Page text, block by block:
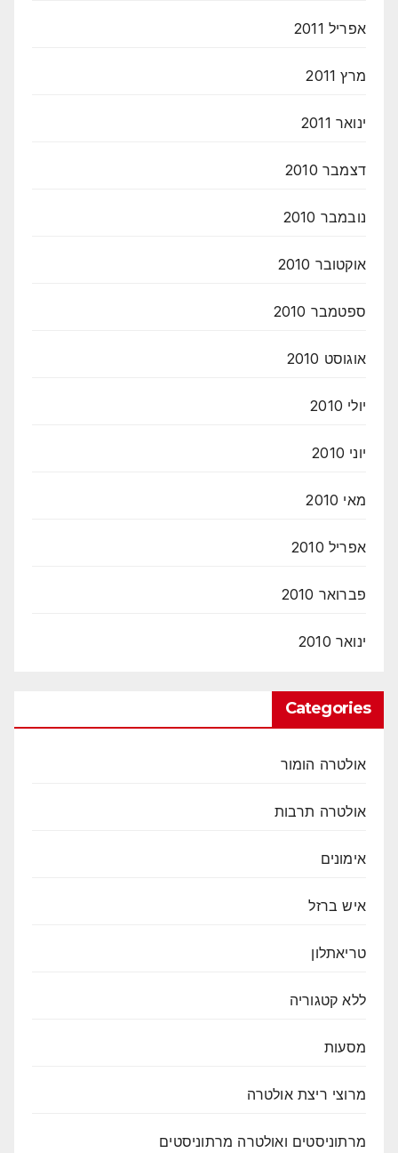
אפריל 2011
מרץ 2011
ינואר 2011
דצמבר 2010
נובמבר 2010
אוקטובר 2010
ספטמבר 2010
אוגוסט 2010
יולי 2010
יוני 2010
מאי 2010
אפריל 2010
פברואר 2010
ינואר 2010
Categories
אולטרה הומור
אולטרה תרבות
אימונים
איש ברזל
טריאתלון
ללא קטגוריה
מסעות
מרוצי ריצת אולטרה
מרתוניסטים ואולטרה מרתוניסטים